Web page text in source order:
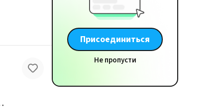
3 12 кВА на продажу
Присоединиться
Не пропусти